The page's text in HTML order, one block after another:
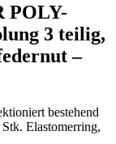
POLY-
3 teilig,
–
bestehend
Elastomerring,